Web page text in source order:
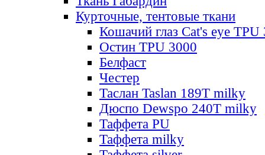
Курточные, тентовые ткани
Кошачий глаз Cat's eye TPU
Остин TPU 3000
Белфаст
Честер
Таслан Taslan 189T milky
Дюспо Dewspo 240T milky
Таффета PU
Таффета milky